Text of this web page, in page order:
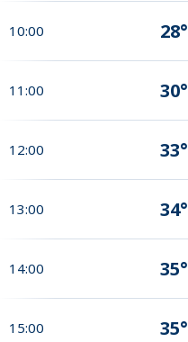
10:00 28°
11:00 30°
12:00 33°
13:00 34°
14:00 35°
15:00 35°